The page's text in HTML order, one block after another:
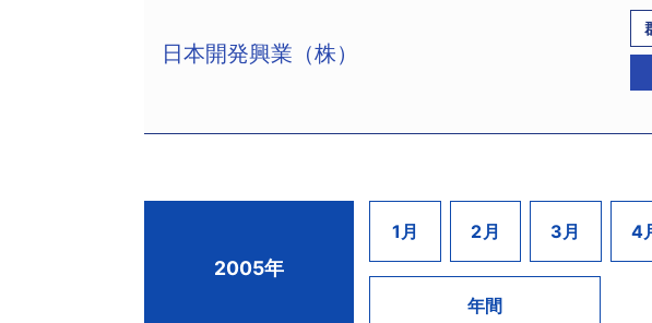
降の資金繰りの目処が立たず、10月2日に取締役会を開催
このため、自力での営業継続は困難として、昨年11月に
や今後の事業計画の策定を進めていた。だが、17年3月期
た。
針であったが、今年6月に出た不動産鑑定が金融機関側の
大するため金融機関が反発、大阪市の追加支援を求めてい
3社は全国各地でゴルフ場を経営するグループ会社。同グ
ゴルフ場の建設や買収を手掛け、折からのゴルフブームに
今回、民事再生手続開始を申し立てた3社のうち、国武
ン（株）は久慈川カントリークラブ（茨城県山方町、18
仙台藤屋産業（株）も仙台グリーンゴルフクラブ（宮城
（株）ＯＨビル（福岡市中央区大名1−15−1、設立昭和48
5352万円、エス・モア・エスが21億7221万円。
（株）ラインビルディングに商号変更した。「ラインビル
通りに9棟、浄水通り1棟の計19棟を展開、うち17棟は自
日本開発興業（株）
日本開発興業（株）（群馬県北群馬郡子持村横堀字白水
月12日東京地裁へ民事再生手続開始を申し立て同日保全命
同社は昭和62年9月に設立されたゴルフ場の経営会社。
2005年
1月 2月 3月 4
年間